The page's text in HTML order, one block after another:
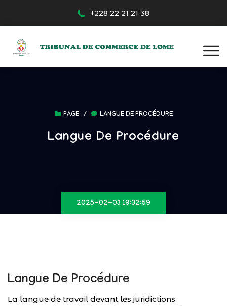
+228 22 21 21 38
PAGE/ LANGUE DE PROCÉDURE
Langue De Procédure
2025-02-03 19:32:59
Langue De Procédure
La langue de travail devant les juridictions